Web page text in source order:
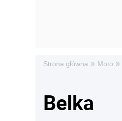
Strona główna » Moto »
Belka